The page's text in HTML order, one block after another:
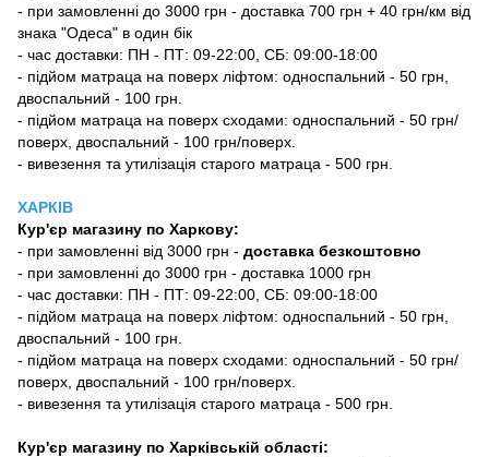
- при замовленні до 3000 грн - доставка 700 грн + 40 грн/км від
знака "Одеса" в один бік
- час доставки: ПН - ПТ: 09-22:00, СБ: 09:00-18:00
- підйом матраца на поверх ліфтом: односпальний - 50 грн,
двоспальний - 100 грн.
- підйом матраца на поверх сходами: односпальний - 50 грн/
поверх, двоспальний - 100 грн/поверх.
- вивезення та утилізація старого матраца - 500 грн.
ХАРКІВ
Кур'єр магазину по Харкову:
- при замовленні від 3000 грн - доставка безкоштовно
- при замовленні до 3000 грн - доставка 1000 грн
- час доставки: ПН - ПТ: 09-22:00, СБ: 09:00-18:00
- підйом матраца на поверх ліфтом: односпальний - 50 грн,
двоспальний - 100 грн.
- підйом матраца на поверх сходами: односпальний - 50 грн/
поверх, двоспальний - 100 грн/поверх.
- вивезення та утилізація старого матраца - 500 грн.
Кур'єр магазину по Харківській області: